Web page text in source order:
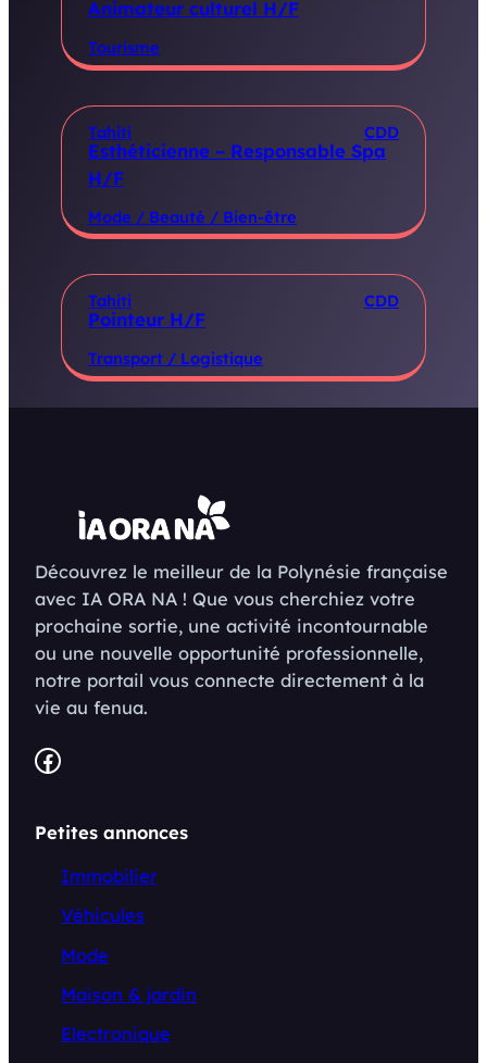
Animateur culturel H/F
Tourisme
Tahiti CDD
Esthéticienne – Responsable Spa
H/F
Mode / Beauté / Bien-être
Tahiti CDD
Pointeur H/F
Transport / Logistique
Découvrez le meilleur de la Polynésie française
avec IA ORA NA ! Que vous cherchiez votre
prochaine sortie, une activité incontournable
ou une nouvelle opportunité professionnelle,
notre portail vous connecte directement à la
vie au fenua.
Facebook
Petites annonces
Immobilier
Véhicules
Mode
Maison & jardin
Electronique